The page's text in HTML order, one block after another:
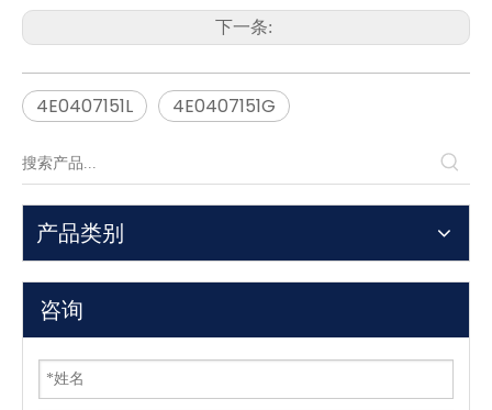
下一条:
4E0407151L 4E0407151G
产品类别
咨询